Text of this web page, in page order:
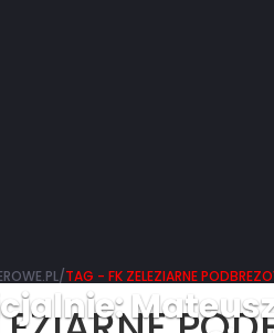
TAG - FK ZELEZIARNE